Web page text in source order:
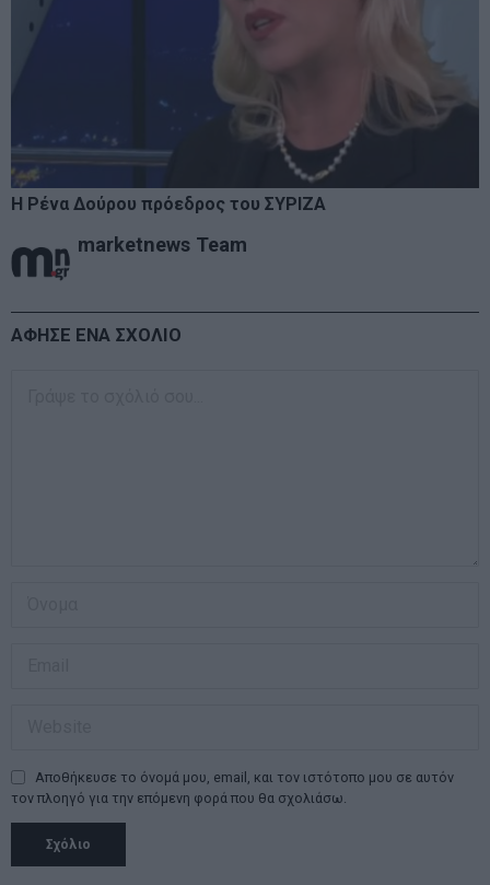
Η Ρένα Δούρου πρόεδρος του ΣΥΡΙΖΑ
marketnews Team
ΑΦΗΣΕ ΕΝΑ ΣΧΟΛΙΟ
Αποθήκευσε το όνομά μου, email, και τον ιστότοπο μου σε αυτόν
τον πλοηγό για την επόμενη φορά που θα σχολιάσω.